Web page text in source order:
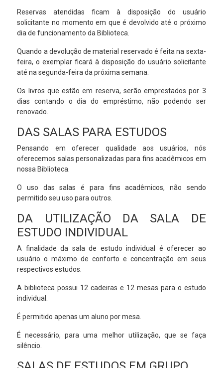
Reservas atendidas ficam à disposição do usuário
solicitante no momento em que é devolvido até o próximo
dia de funcionamento da Biblioteca.
Quando a devolução de material reservado é feita na sexta-
feira, o exemplar ficará à disposição do usuário solicitante
até na segunda-feira da próxima semana.
Os livros que estão em reserva, serão emprestados por 3
dias contando o dia do empréstimo, não podendo ser
renovado.
DAS SALAS PARA ESTUDOS
Pensando em oferecer qualidade aos usuários, nós
oferecemos salas personalizadas para fins acadêmicos em
nossa Biblioteca.
O uso das salas é para fins acadêmicos, não sendo
permitido seu uso para outros.
DA UTILIZAÇÃO DA SALA DE
ESTUDO INDIVIDUAL
A finalidade da sala de estudo individual é oferecer ao
usuário o máximo de conforto e concentração em seus
respectivos estudos.
A biblioteca possui 12 cadeiras e 12 mesas para o estudo
individual.
É permitido apenas um aluno por mesa.
É necessário, para uma melhor utilização, que se faça
silêncio.